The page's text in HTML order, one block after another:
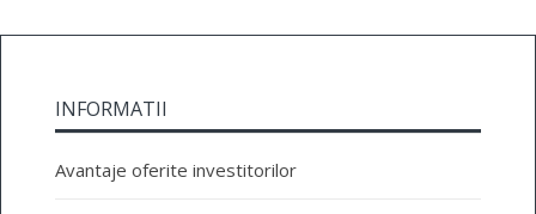
INFORMATII
Avantaje oferite investitorilor